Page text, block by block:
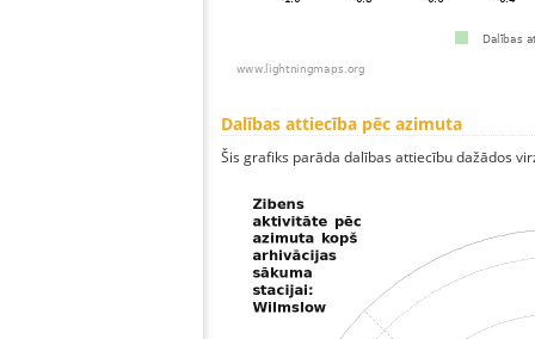
Dalības attiecība pēc azimuta
Šis grafiks parāda dalības attiecību dažādos